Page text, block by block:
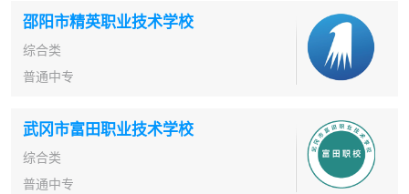
邵阳市精英职业技术学校
综合类
普通中专
武冈市富田职业技术学校
综合类
普通中专